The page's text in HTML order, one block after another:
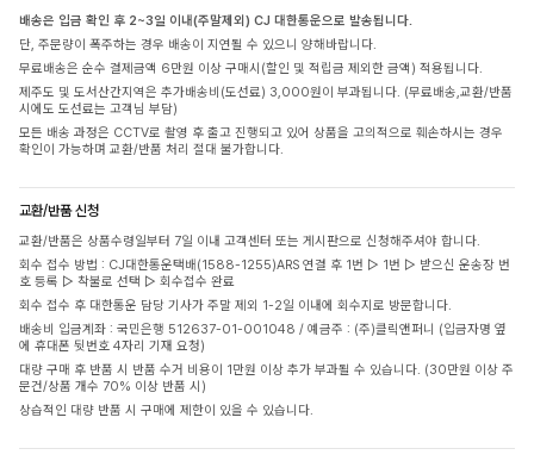
배송은 입금 확인 후 2~3일 이내(주말제외) CJ 대한통운으로 발송됩니다.
단, 주문량이 폭주하는 경우 배송이 지연될 수 있으니 양해바랍니다.
무료배송은 순수 결제금액 6만원 이상 구매시(할인 및 적립금 제외한 금액) 적용됩니다.
제주도 및 도서산간지역은 추가배송비(도선료) 3,000원이 부과됩니다. (무료배송,교환/반품
시에도 도선료는 고객님 부담)
모든 배송 과정은 CCTV로 촬영 후 출고 진행되고 있어 상품을 고의적으로 훼손하시는 경우
확인이 가능하며 교환/반품 처리 절대 불가합니다.
교환/반품 신청
교환/반품은 상품수령일부터 7일 이내 고객센터 또는 게시판으로 신청해주셔야 합니다.
회수 접수 방법 : CJ대한통운택배(1588-1255)ARS 연결 후 1번 ▷ 1번 ▷ 받으신 운송장 번
호 등록 ▷ 착불로 선택 ▷ 회수접수 완료
회수 접수 후 대한통운 담당 기사가 주말 제외 1-2일 이내에 회수지로 방문합니다.
배송비 입금계좌 : 국민은행 512637-01-001048 / 예금주 : (주)클릭앤퍼니 (입금자명 옆
에 휴대폰 뒷번호 4자리 기재 요청)
대량 구매 후 반품 시 반품 수거 비용이 1만원 이상 추가 부과될 수 있습니다. (30만원 이상 주
문건/상품 개수 70% 이상 반품 시)
상습적인 대량 반품 시 구매에 제한이 있을 수 있습니다.